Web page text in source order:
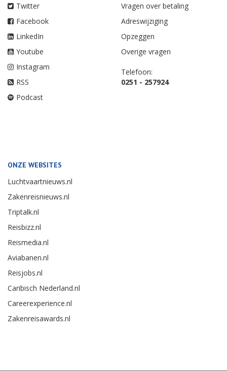
Twitter
Facebook
LinkedIn
Youtube
Instagram
RSS
Podcast
Vragen over betaling
Adreswijziging
Opzeggen
Overige vragen
Telefoon:
0251 - 257924
ONZE WEBSITES
Luchtvaartnieuws.nl
Zakenreisnieuws.nl
Triptalk.nl
Reisbizz.nl
Reismedia.nl
Aviabanen.nl
Reisjobs.nl
Caribisch Nederland.nl
Careerexperience.nl
Zakenreisawards.nl